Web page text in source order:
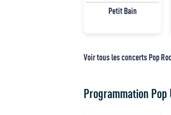
Petit Bain
Voir tous les concerts Pop
Programmation Pop